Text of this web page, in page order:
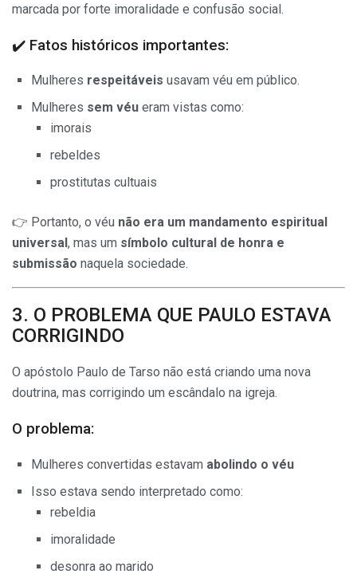
marcada por forte imoralidade e confusão social.
✔️ Fatos históricos importantes:
Mulheres respeitáveis usavam véu em público.
Mulheres sem véu eram vistas como:
imorais
rebeldes
prostitutas cultuais
👉 Portanto, o véu não era um mandamento espiritual
universal , mas um símbolo cultural de honra e
submissão naquela sociedade.
3. O PROBLEMA QUE PAULO ESTAVA
CORRIGINDO
O apóstolo Paulo de Tarso não está criando uma nova
doutrina, mas corrigindo um escândalo na igreja.
O problema:
Mulheres convertidas estavam abolindo o véu
Isso estava sendo interpretado como:
rebeldia
imoralidade
desonra ao marido